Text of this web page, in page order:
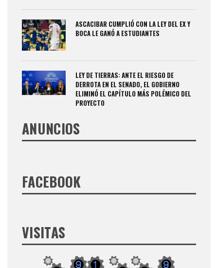
ASCACIBAR CUMPLIÓ CON LA LEY DEL EX Y
BOCA LE GANÓ A ESTUDIANTES
LEY DE TIERRAS: ANTE EL RIESGO DE
DERROTA EN EL SENADO, EL GOBIERNO
ELIMINÓ EL CAPÍTULO MÁS POLÉMICO DEL
PROYECTO
ANUNCIOS
FACEBOOK
VISITAS